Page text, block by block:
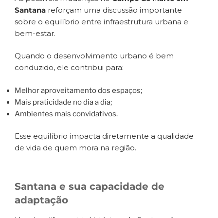
Santana reforçam uma discussão importante
sobre o equilíbrio entre infraestrutura urbana e
bem-estar.
Quando o desenvolvimento urbano é bem
conduzido, ele contribui para:
Melhor aproveitamento dos espaços;
Mais praticidade no dia a dia;
Ambientes mais convidativos.
Esse equilíbrio impacta diretamente a qualidade
de vida de quem mora na região.
Santana e sua capacidade de
adaptação